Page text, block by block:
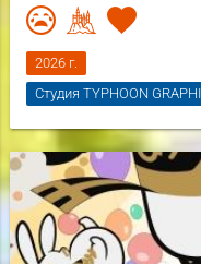
2026 г.
Студия TYPHOON